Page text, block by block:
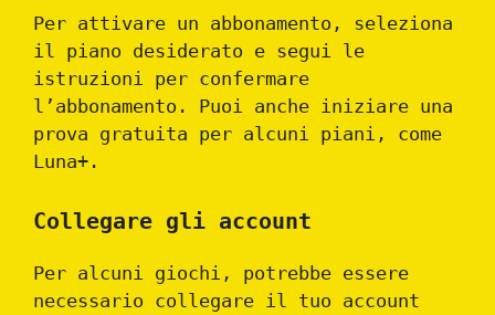
Per attivare un abbonamento, seleziona
il piano desiderato e segui le
istruzioni per confermare
l’abbonamento. Puoi anche iniziare una
prova gratuita per alcuni piani, come
Luna+.
Collegare gli account
Per alcuni giochi, potrebbe essere
necessario collegare il tuo account